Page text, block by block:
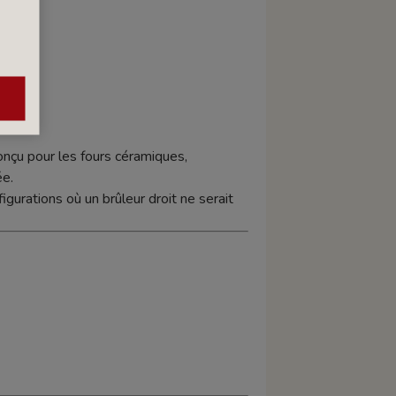
pour les fours céramiques,
où un brûleur droit ne serait